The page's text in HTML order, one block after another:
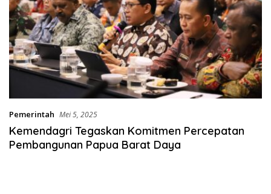
Pemerintah Mei 5, 2025
Kemendagri Tegaskan Komitmen Percepatan
Pembangunan Papua Barat Daya